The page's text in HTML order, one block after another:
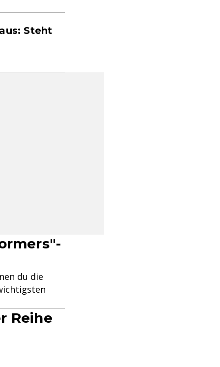
Steht
du die
Reihe